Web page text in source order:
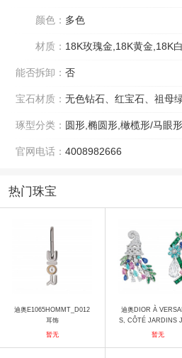
颜色： 多色
材质： 18K玫瑰金,18K黄金,18K
能否拆卸： 否
宝石材质： 无色钻石、红宝石、祖母
琢型分类： 圆形,椭圆形,橄榄形/马眼
官网电话： 4008982666
热门珠宝
迪奥E1065HOMMT_D012
耳饰
暂无
迪奥DIOR À
S, CÔTÉ JARDINS
93122_0000 耳饰
暂无